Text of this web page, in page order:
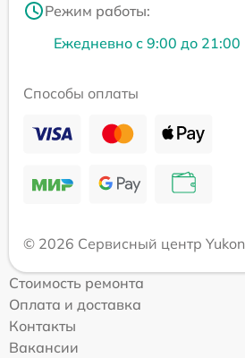
Режим работы:
Ежедневно с 9:00 до 21:00
Способы оплаты
© 2026 Сервисный центр Yukon
Стоимость ремонта
Оплата и доставка
Контакты
Вакансии